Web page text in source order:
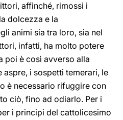
affinché, rimossi i
dolcezza e la
animi sia tra loro, sia nel
infatti, ha molto potere
poi è così avverso alla
i sospetti temerari, le
è necessario rifuggire con
ciò, fino ad odiarlo. Per i
i principi del cattolicesimo